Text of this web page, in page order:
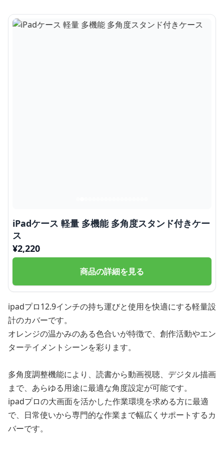
iPadケース 軽量 多機能 多角度スタンド付きケー
ス
¥2,220
商品の詳細を見る
ipadプロ12.9インチの持ち運びと使用を快適にする軽量設
計のカバーです。
オレンジの温かみのある色合いが特徴で、創作活動やエン
ターテイメントシーンを彩ります。
多角度調整機能により、読書から動画視聴、デジタル描画
まで、あらゆる用途に最適な角度設定が可能です。
ipadプロの大画面を活かした作業環境を求める方に最適
で、日常使いから専門的な作業まで幅広くサポートするカ
バーです。